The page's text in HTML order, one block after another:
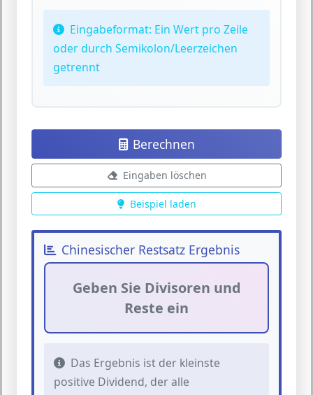
Eingabeformat: Ein Wert pro Zeile
oder durch Semikolon/Leerzeichen
getrennt
Berechnen
Eingaben löschen
Beispiel laden
Chinesischer Restsatz Ergebnis
Geben Sie Divisoren und
Reste ein
Das Ergebnis ist der kleinste
positive Dividend, der alle